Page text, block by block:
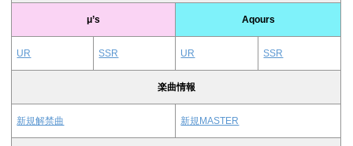
μ’s Aqours
UR SSR UR SSR
楽曲情報
新規解禁曲 新規MASTER